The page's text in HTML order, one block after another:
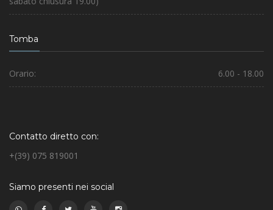
Tomba
Orario: 6.00 - 18.00
Contatto diretto con:
+(39) 075 819001
Siamo presenti nei social